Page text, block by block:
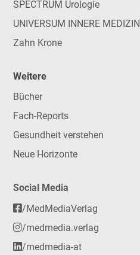
SPECTRUM Urologie
UNIVERSUM INNERE MEDIZIN
Zahn Krone
Weitere
Bücher
Fach-Reports
Gesundheit verstehen
Neue Horizonte
Social Media
/MedMediaVerlag
/medmedia.verlag
/medmedia-at